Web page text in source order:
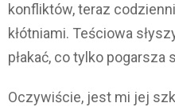
konfliktów, teraz
kłótniami. Teściowa
płakać, co tylko pogarsza
Oczywiście, jest mi jej